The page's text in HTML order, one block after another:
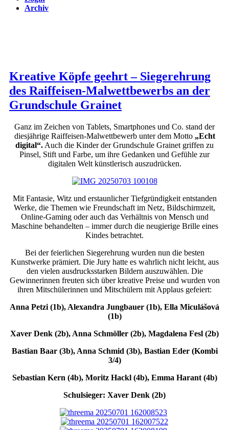
Archiv
Kreative Köpfe geehrt – Siegerehrung
des Raiffeisen-Malwettbewerbs an der
Grundschule Grainet
Ganz im Zeichen von Tablets, Smartphones und Co. stand der
diesjährige Raiffeisen-Malwettbewerb unter dem Motto „Echt
digital“. Auch die Kinder der Grundschule Grainet griffen zu
Pinsel, Stift und Farbe, um ihre Gedanken und Gefühle zur
digitalen Welt künstlerisch auszudrücken.
Mit Fantasie, Witz und erstaunlicher Tiefgründigkeit entstanden
Werke, die Themen wie Freundschaft im Netz, Bildschirmzeit,
Online-Gaming oder auch das Verhältnis von Mensch und
Maschine behandelten – immer durch die neugierige Brille eines
Kindes betrachtet.
Bei der feierlichen Siegerehrung wurden nun die besten
Kunstwerke prämiert. Die Jury hatte es wahrlich nicht leicht, aus
den vielen ausdrucksstarken Bildern auszuwählen. Die
Gewinnerinnen freuten sich über kreative Preise und wurden von
ihren Mitschülerinnen und Mitschülern mit Applaus gefeiert:
Anna Petzi (1b), Alexandra Jungbauer (1b), Ella Miculášová
(1b)
Xaver Denk (2b), Anna Schmöller (2b), Magdalena Fesl (2b)
Bastian Baar (3b), Anna Schmid (3b), Bastian Eder (Kombi
3/4)
Sebastian Kern (4b), Moritz Hackl (4b), Emma Harant (4b)
Schulsieger: Xaver Denk (2b)